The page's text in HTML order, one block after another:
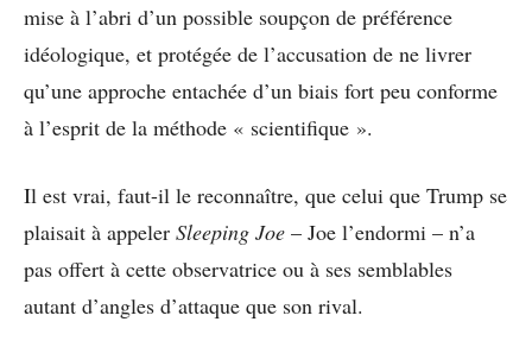
mise à l’abri d’un possible soupçon de préférence
idéologique, et protégée de l’accusation de ne livrer
qu’une approche entachée d’un biais fort peu conforme
à l’esprit de la méthode « scientifique ».
Il est vrai, faut-il le reconnaître, que celui que Trump se
plaisait à appeler Sleeping Joe – Joe l’endormi – n’a
pas offert à cette observatrice ou à ses semblables
autant d’angles d’attaque que son rival.